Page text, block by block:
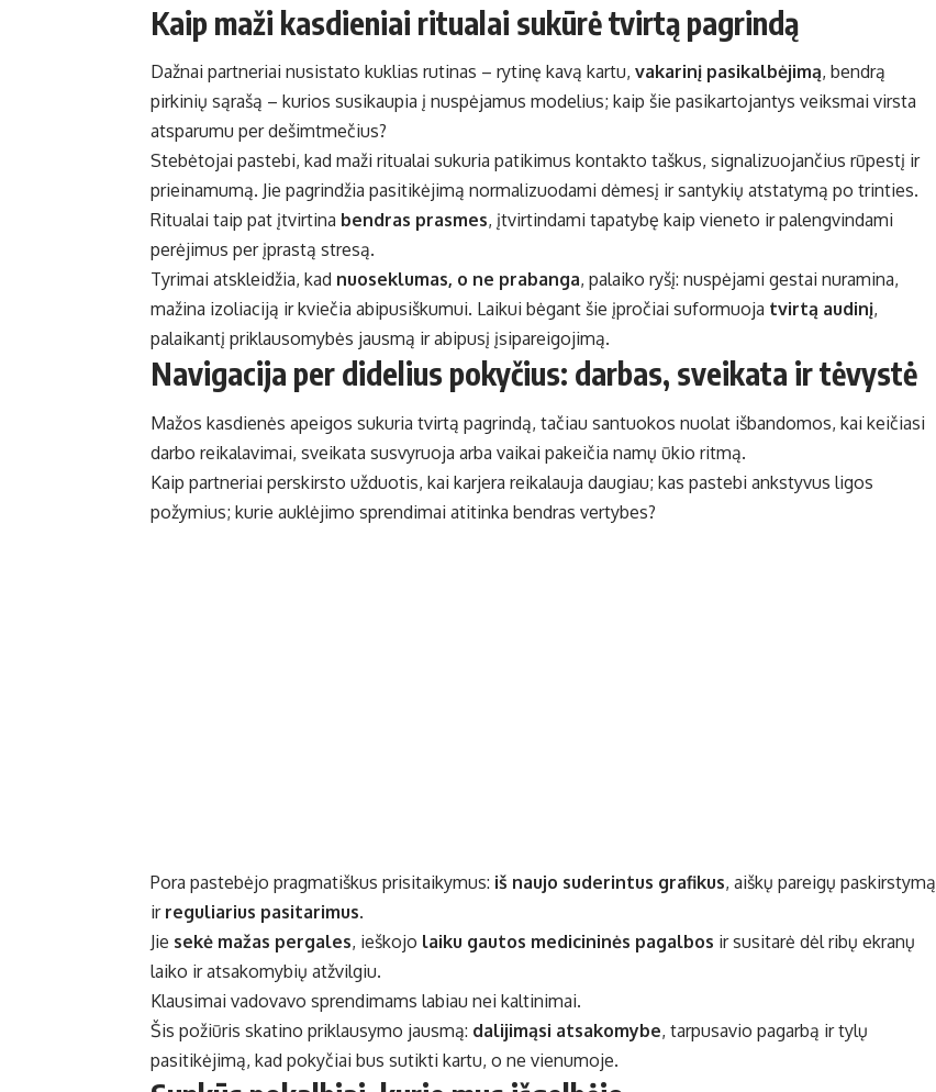
Kaip maži kasdieniai ritualai sukūrė tvirtą pagrindą
Dažnai partneriai nusistato kuklias rutinas – rytinę kavą kartu, vakarinį pasikalbėjimą, bendrą
pirkinių sąrašą – kurios susikaupia į nuspėjamus modelius; kaip šie pasikartojantys veiksmai virsta
atsparumu per dešimtmečius?
Stebėtojai pastebi, kad maži ritualai sukuria patikimus kontakto taškus, signalizuojančius rūpestį ir
prieinamumą. Jie pagrindžia pasitikėjimą normalizuodami dėmesį ir santykių atstatymą po trinties.
Ritualai taip pat įtvirtina bendras prasmes, įtvirtindami tapatybę kaip vieneto ir palengvindami
perėjimus per įprastą stresą.
Tyrimai atskleidžia, kad nuoseklumas, o ne prabanga, palaiko ryšį: nuspėjami gestai nuramina,
mažina izoliaciją ir kviečia abipusiškumui. Laikui bėgant šie įpročiai suformuoja tvirtą audinį,
palaikantį priklausomybės jausmą ir abipusį įsipareigojimą.
Navigacija per didelius pokyčius: darbas, sveikata ir tėvystė
Mažos kasdienės apeigos sukuria tvirtą pagrindą, tačiau santuokos nuolat išbandomos, kai keičiasi
darbo reikalavimai, sveikata susvyruoja arba vaikai pakeičia namų ūkio ritmą.
Kaip partneriai perskirsto užduotis, kai karjera reikalauja daugiau; kas pastebi ankstyvus ligos
požymius; kurie auklėjimo sprendimai atitinka bendras vertybes?
Pora pastebėjo pragmatiškus prisitaikymus: iš naujo suderintus grafikus, aiškų pareigų paskirstymą
ir reguliarius pasitarimus.
Jie sekė mažas pergales, ieškojo laiku gautos medicininės pagalbos ir susitarė dėl ribų ekranų
laiko ir atsakomybių atžvilgiu.
Klausimai vadovavo sprendimams labiau nei kaltinimai.
Šis požiūris skatino priklausymo jausmą: dalijimąsi atsakomybe, tarpusavio pagarbą ir tylų
pasitikėjimą, kad pokyčiai bus sutikti kartu, o ne vienumoje.